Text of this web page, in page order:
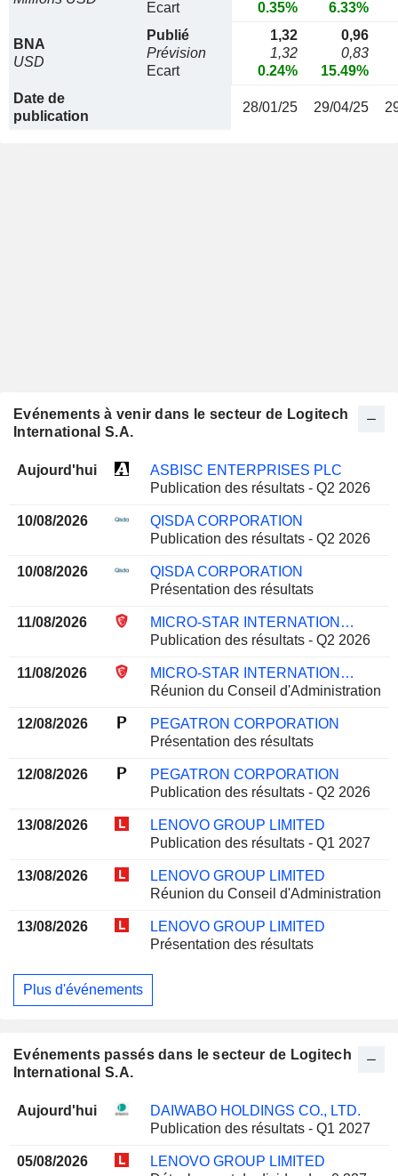
Ecart
0.35%
6.33%
BNA
USD
Publié
Prévision
Ecart
1,32
1,32
0.24%
0,96
0,83
15.49%
Date de
publication
28/01/25 29/04/25
Evénements à venir dans le secteur de Logitech
International S.A.
Aujourd'hui
ASBISC ENTERPRISES PLC
Publication des résultats - Q2 2026
10/08/2026
QISDA CORPORATION
Publication des résultats - Q2 2026
10/08/2026
QISDA CORPORATION
Présentation des résultats
11/08/2026
MICRO-STAR INTERNATIONAL CO., LTD.
Publication des résultats - Q2 2026
11/08/2026
MICRO-STAR INTERNATIONAL CO., LTD.
Réunion du Conseil d'Administration
12/08/2026
PEGATRON CORPORATION
Présentation des résultats
12/08/2026
PEGATRON CORPORATION
Publication des résultats - Q2 2026
13/08/2026
LENOVO GROUP LIMITED
Publication des résultats - Q1 2027
13/08/2026
LENOVO GROUP LIMITED
Réunion du Conseil d'Administration
13/08/2026
LENOVO GROUP LIMITED
Présentation des résultats
Plus d'événements
Evénements passés dans le secteur de Logitech
International S.A.
Aujourd'hui
DAIWABO HOLDINGS CO., LTD.
Publication des résultats - Q1 2027
05/08/2026
LENOVO GROUP LIMITED